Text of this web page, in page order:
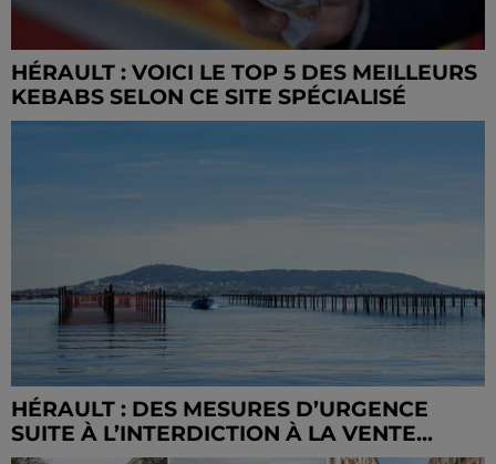
HÉRAULT : VOICI LE TOP 5 DES MEILLEURS
KEBABS SELON CE SITE SPÉCIALISÉ
HÉRAULT : DES MESURES D’URGENCE
SUITE À L’INTERDICTION À LA VENTE...